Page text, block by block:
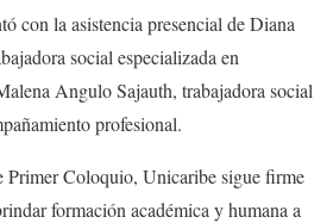
con la asistencia presencial de Diana
social especializada en
Angulo Sajauth, trabajadora social
profesional.
Primer Coloquio, Unicaribe sigue firme
formación académica y humana a